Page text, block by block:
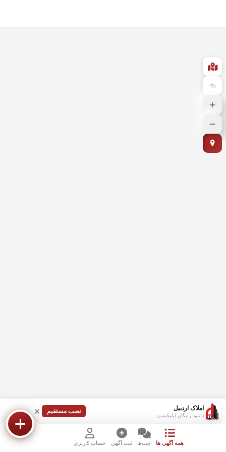
املاک اردبیل
دانلود رایگان اپلیکیشن
نصب مستقیم
همه آگهی ها چت‌ها ثبت آگهی حساب کاربری